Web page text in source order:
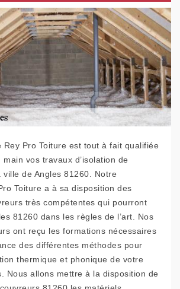
Rey Pro Toiture est tout à fait qualifiée
vos travaux d’isolation de
ville de Angles 81260. Notre
Toiture a à sa disposition des
très compétentes qui pourront
81260 dans les règles de l’art. Nos
ont reçu les formations nécessaires
des différentes méthodes pour
thermique et phonique de votre
Nous allons mettre à la disposition de